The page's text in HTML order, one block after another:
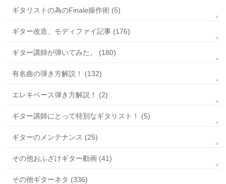
ギタリストの為のFinale操作術 (5)
ギター改造、モディファイ記事 (176)
ギター講師が弾いてみた。 (180)
有名曲の弾き方解説！ (132)
エレキベース弾き方解説！ (2)
ギター講師にとって特別なギタリスト！ (5)
ギターのメンテナンス (25)
その他おふざけギター動画 (41)
その他ギターネタ (336)